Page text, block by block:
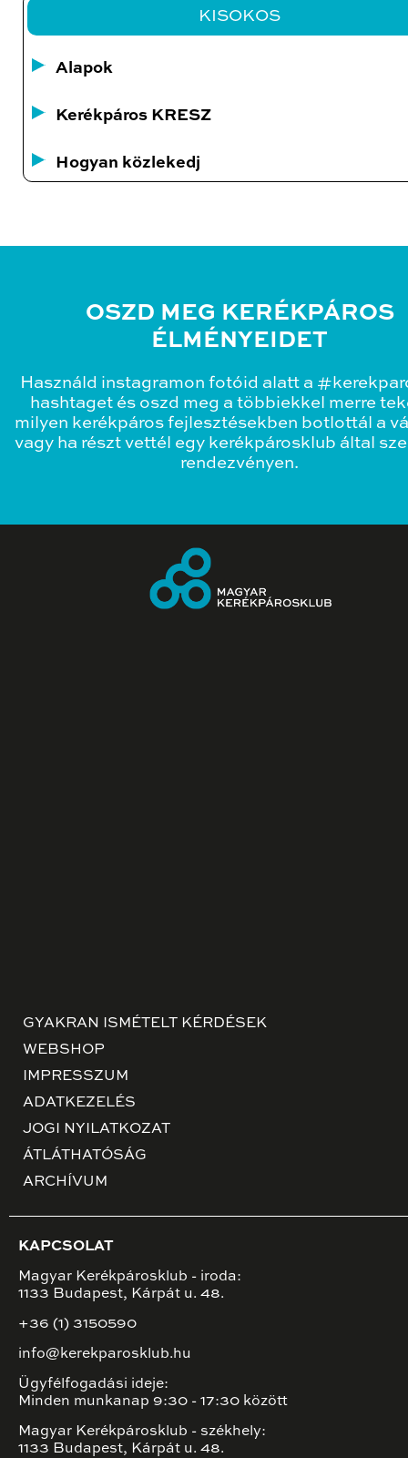
KISOKOS
Alapok
Kerékpáros KRESZ
Hogyan közlekedj
OSZD MEG KERÉKPÁROS
ÉLMÉNYEIDET
Használd instagramon fotóid alatt a
hashtaget és oszd meg a többiekkel merre
milyen kerékpáros fejlesztésekben botlottál a
vagy ha részt vettél egy kerékpárosklub által
rendezvényen.
GYAKRAN ISMÉTELT KÉRDÉSEK
WEBSHOP
IMPRESSZUM
ADATKEZELÉS
JOGI NYILATKOZAT
ÁTLÁTHATÓSÁG
ARCHÍVUM
KAPCSOLAT
Magyar Kerékpárosklub - iroda:
1133 Budapest, Kárpát u. 48.
+36 (1) 3150590
info@kerekparosklub.hu
Ügyfélfogadási ideje:
Minden munkanap 9:30 - 17:30 között
Magyar Kerékpárosklub - székhely:
1133 Budapest, Kárpát u. 48.